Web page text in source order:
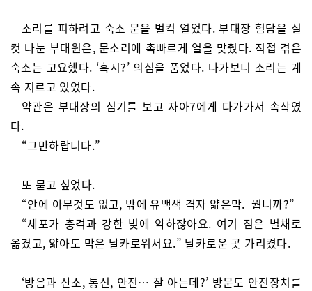
소리를 피하려고 숙소 문을 벌컥 열었다. 부대장 험담을 실
컷 나눈 부대원은, 문소리에 촉빠르게 열을 맞췄다. 직접 겪은
숙소는 고요했다. ‘혹시?’ 의심을 품었다. 나가보니 소리는 계
속 지르고 있었다.
약관은 부대장의 심기를 보고 자아7에게 다가가서 속삭였
다.
“그만하랍니다.”
또 묻고 싶었다.
“안에 아무것도 없고, 밖에 유백색 격자 얇은막. 뭡니까?”
“세포가 충격과 강한 빛에 약하잖아요. 여기 짐은 별채로
옮겼고, 얇아도 막은 날카로워서요.” 날카로운 곳 가리켰다.
‘방음과 산소, 통신, 안전… 잘 아는데?’ 방문도 안전장치를